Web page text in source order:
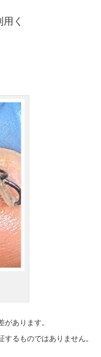
く
あります。
るものではありません。